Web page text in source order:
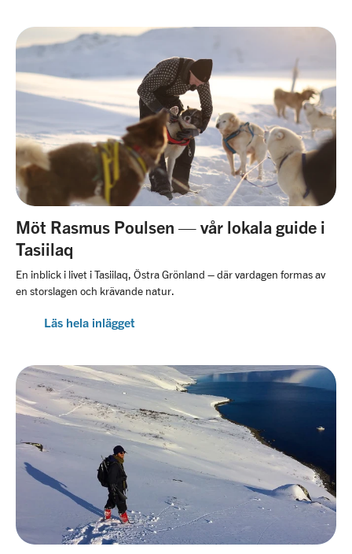
Möt Rasmus Poulsen — vår lokala guide i
Tasiilaq
En inblick i livet i Tasiilaq, Östra Grönland – där vardagen formas av
en storslagen och krävande natur.
Läs hela inlägget